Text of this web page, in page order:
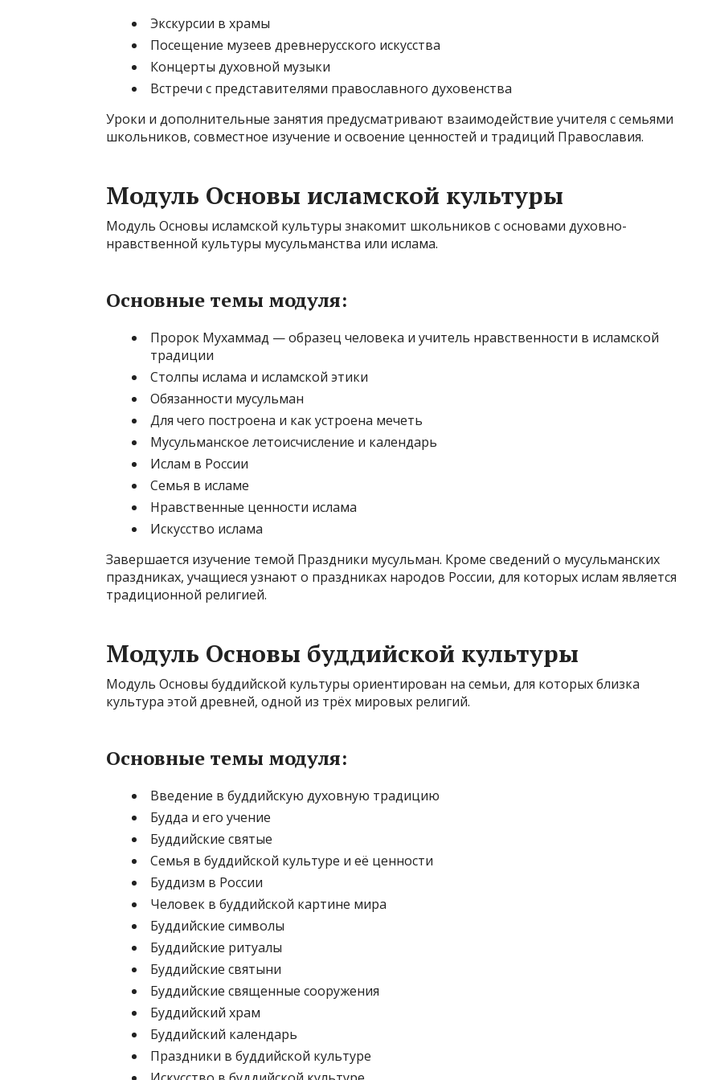
Экскурсии в храмы
Посещение музеев древнерусского искусства
Концерты духовной музыки
Встречи с представителями православного духовенства
Уроки и дополнительные занятия предусматривают взаимодействие учителя с семьями
школьников, совместное изучение и освоение ценностей и традиций Православия.
Модуль Основы исламской культуры
Модуль Основы исламской культуры знакомит школьников с основами духовно-
нравственной культуры мусульманства или ислама.
Основные темы модуля:
Пророк Мухаммад — образец человека и учитель нравственности в исламской
традиции
Столпы ислама и исламской этики
Обязанности мусульман
Для чего построена и как устроена мечеть
Мусульманское летоисчисление и календарь
Ислам в России
Семья в исламе
Нравственные ценности ислама
Искусство ислама
Завершается изучение темой Праздники мусульман. Кроме сведений о мусульманских
праздниках, учащиеся узнают о праздниках народов России, для которых ислам является
традиционной религией.
Модуль Основы буддийской культуры
Модуль Основы буддийской культуры ориентирован на семьи, для которых близка
культура этой древней, одной из трёх мировых религий.
Основные темы модуля:
Введение в буддийскую духовную традицию
Будда и его учение
Буддийские святые
Семья в буддийской культуре и её ценности
Буддизм в России
Человек в буддийской картине мира
Буддийские символы
Буддийские ритуалы
Буддийские святыни
Буддийские священные сооружения
Буддийский храм
Буддийский календарь
Праздники в буддийской культуре